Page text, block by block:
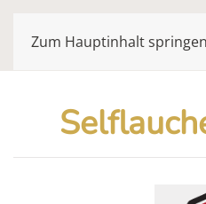
Zum Hauptinhalt springen